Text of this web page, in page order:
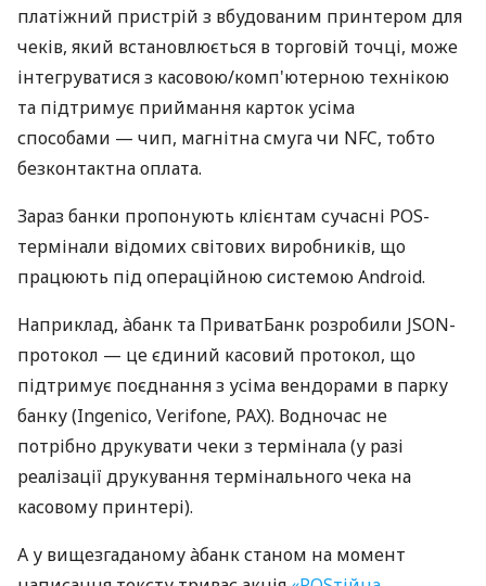
платіжний пристрій з вбудованим принтером для
чеків, який встановлюється в торговій точці, може
інтегруватися з касовою/комп'ютерною технікою
та підтримує приймання карток усіма
способами — чип, магнітна смуга чи NFC, тобто
безконтактна оплата.
Зараз банки пропонують клієнтам сучасні POS-
термінали відомих світових виробників, що
працюють під операційною системою Android.
Наприклад, àбанк та ПриватБанк розробили JSON-
протокол — це єдиний касовий протокол, що
підтримує поєднання з усіма вендорами в парку
банку (Ingenico, Verifone, PAX). Водночас не
потрібно друкувати чеки з термінала (у разі
реалізації друкування термінального чека на
касовому принтері).
А у вищезгаданому àбанк станом на момент